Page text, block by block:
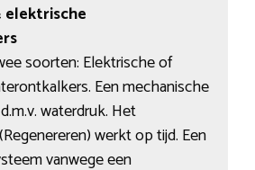
elektrische
soorten: Elektrische of
Een mechanische
waterdruk. Het
werkt op tijd. Een
vanwege een